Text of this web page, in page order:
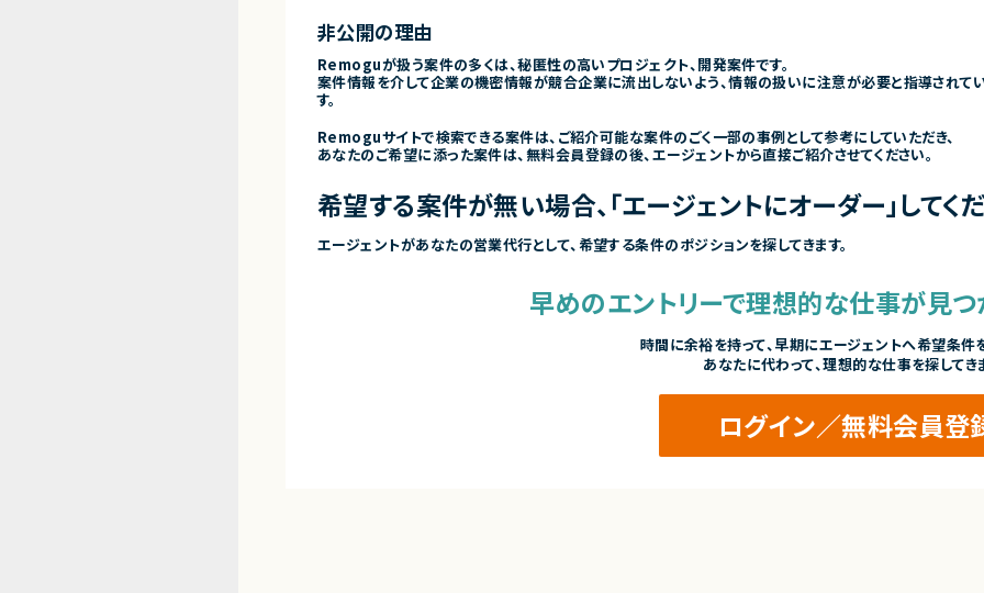
非公開の理由
Remoguが扱う案件の多くは、秘匿性の高いプロジェクト、開発案件です。
案件情報を介して企業の機密情報が競合企業に流出しないよう、情報の扱いに注意が必要と指導されて
す。
Remoguサイトで検索できる案件は、ご紹介可能な案件のごく一部の事例として参考にしていただき、
あなたのご希望に添った案件は、無料会員登録の後、エージェントから直接ご紹介させてください。
希望する案件が無い場合、「エージェントにオーダー」してく
エージェントがあなたの営業代行として、希望する条件のポジションを探してきます。
早めのエントリーで理想的な仕事が見つ
時間に余裕を持って、 早期にエージェントへ希望条件
あなたに代わって、理想的な仕事を探してき
ログイン／無料会員登